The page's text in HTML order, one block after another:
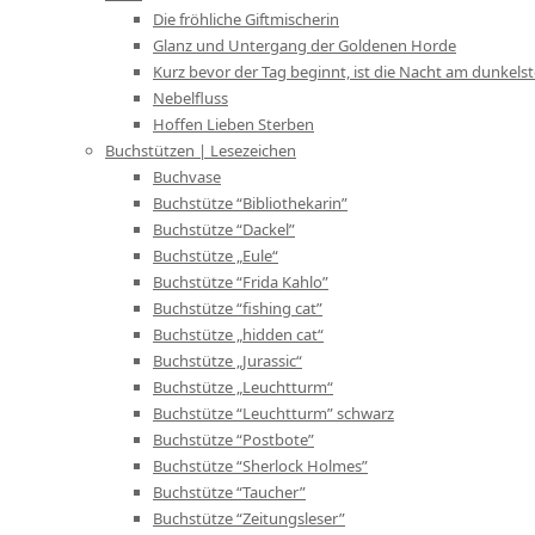
Die fröhliche Giftmischerin
Glanz und Untergang der Goldenen Horde
Kurz bevor der Tag beginnt, ist die Nacht am
Nebelfluss
Hoffen Lieben Sterben
Buchstützen | Lesezeichen
Buchvase
Buchstütze “Bibliothekarin”
Buchstütze “Dackel”
Buchstütze „Eule“
Buchstütze “Frida Kahlo”
Buchstütze “fishing cat”
Buchstütze „hidden cat“
Buchstütze „Jurassic“
Buchstütze „Leuchtturm“
Buchstütze “Leuchtturm” schwarz
Buchstütze “Postbote”
Buchstütze “Sherlock Holmes”
Buchstütze “Taucher”
Buchstütze “Zeitungsleser”